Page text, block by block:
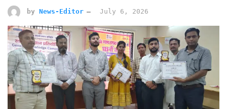
by News-Editor July 6, 2026